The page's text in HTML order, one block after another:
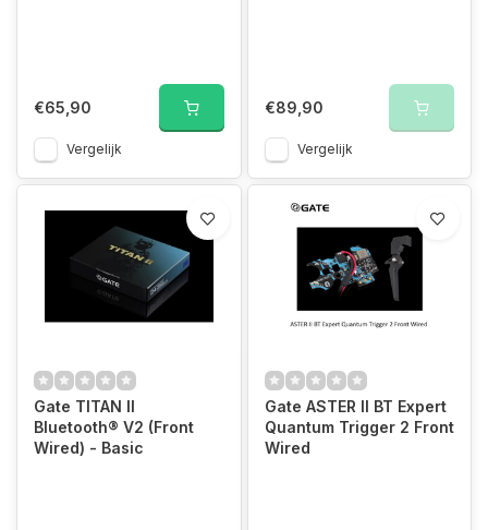
€65,90
Vergelijk
€89,90
Vergelijk
Gate TITAN II
Bluetooth® V2 (Front
Wired) - Basic
Gate ASTER II BT Expert
Quantum Trigger 2 Front
Wired